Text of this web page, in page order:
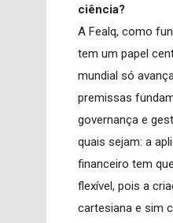
ciência?
A Fealq, como
tem um papel
mundial só
premissas
governança e
quais sejam: a
financeiro tem
flexível, pois a
cartesiana e sim